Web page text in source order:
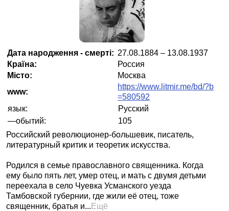
Дата народження - смерті: 27.08.1884 – 13.08.1937
Країна:
Россия
Місто:
Москва
www:
https://www.litmir.me/bd/?b
=580592
язык:
Русский
—обытий:
105
Российский революционер-большевик, писатель,
литературный критик и теоретик искусства.
Родился в семье православного священника. Когда
ему было пять лет, умер отец, и мать с двумя детьми
переехала в село Чуевка Усманского уезда
Тамбовской губернии, где жили её отец, тоже
священник, братья и... Ещё